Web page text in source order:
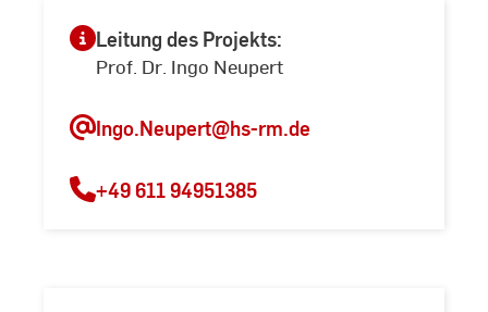
Leitung des Projekts:
Prof. Dr. Ingo Neupert
Ingo.Neupert@hs-rm.de
+49 611 94951385